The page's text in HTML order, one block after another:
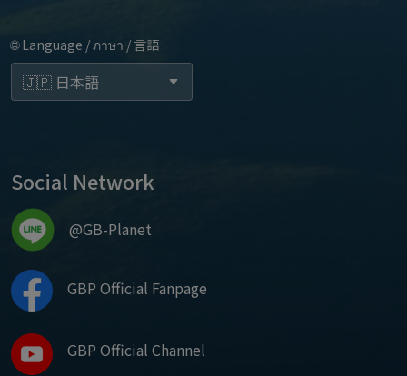
🌐 Language / ภาษา / 言語
Social Network
@GB-Planet
GBP Official Fanpage
GBP Official Channel